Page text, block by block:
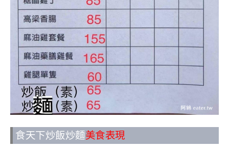
食天下炒飯炒麵美食表現